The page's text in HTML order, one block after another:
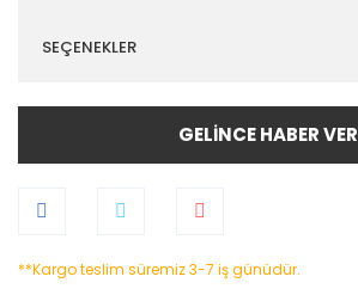
SEÇENEKLER
GELİNCE HABER VER
**Kargo teslim süremiz 3-7 iş günüdür.